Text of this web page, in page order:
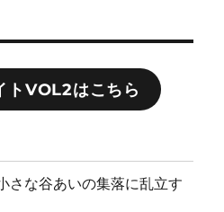
トVOL2はこちら
さな谷あいの集落に乱立す